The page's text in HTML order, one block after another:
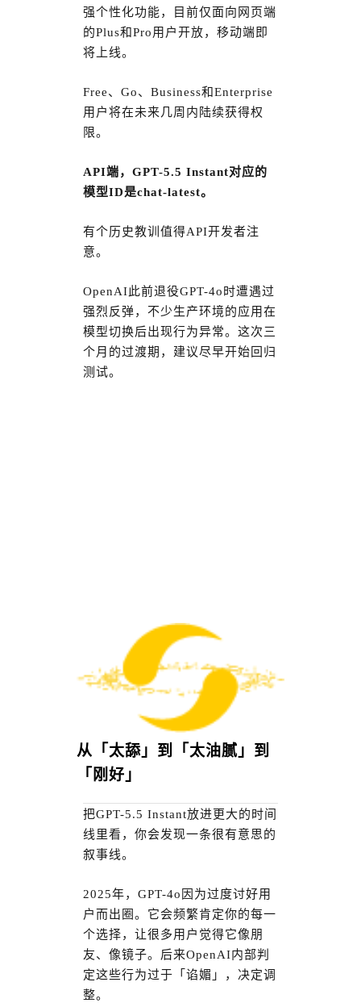
强个性化功能，目前仅面向网页端
的Plus和Pro用户开放，移动端即
将上线。
Free、Go、Business和Enterprise
用户将在未来几周内陆续获得权
限。
API端，GPT-5.5 Instant对应的
模型ID是chat-latest。
有个历史教训值得API开发者注
意。
OpenAI此前退役GPT-4o时遭遇过
强烈反弹，不少生产环境的应用在
模型切换后出现行为异常。这次三
个月的过渡期，建议尽早开始回归
测试。
从「太舔」到「太油腻」到
「刚好」
把GPT-5.5 Instant放进更大的时间
线里看，你会发现一条很有意思的
叙事线。
2025年，GPT-4o因为过度讨好用
户而出圈。它会频繁肯定你的每一
个选择，让很多用户觉得它像朋
友、像镜子。后来OpenAI内部判
定这些行为过于「谄媚」，决定调
整。